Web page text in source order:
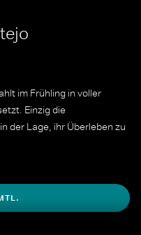
im Frühling in voller
Einzig die
der Lage, ihr Überleben zu